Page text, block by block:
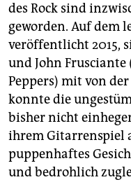
des Rock sind
geworden. Auf dem
veröffentlicht 2015,
und John Frusciante
Peppers) mit von
konnte die
bisher nicht
ihrem Gitarrenspiel
puppenhaftes
und bedrohlich